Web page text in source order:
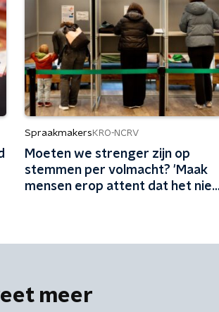
Spraakmakers KRO-NCRV
Moeten we strenger zijn op
stemmen per volmacht? 'Maak
mensen erop attent dat het niet
meer